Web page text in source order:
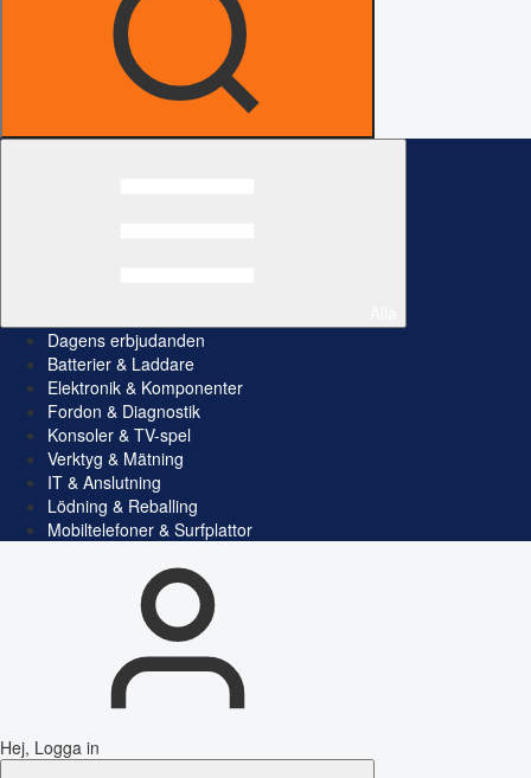
Dagens erbjudanden
Batterier & Laddare
Elektronik & Komponenter
Fordon & Diagnostik
Konsoler & TV-spel
Verktyg & Mätning
IT & Anslutning
Lödning & Reballing
Mobiltelefoner & Surfplattor
Hej, Logga in